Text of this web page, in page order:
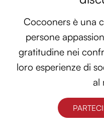
Cocooners è una
persone
gratitudine nei
loro esperienze di
al